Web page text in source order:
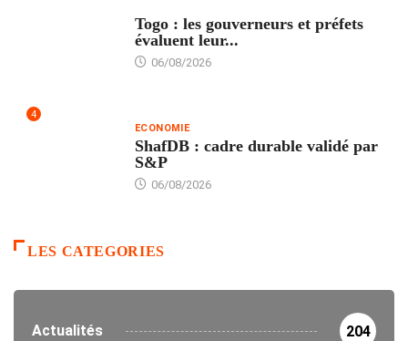
Togo : les gouverneurs et préfets
évaluent leur...
06/08/2026
4
ECONOMIE
ShafDB : cadre durable validé par
S&P
06/08/2026
LES CATEGORIES
Actualités 204